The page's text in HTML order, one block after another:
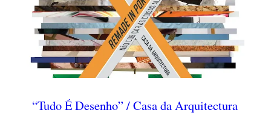
“Tudo É Desenho” / Casa da Arquitectura